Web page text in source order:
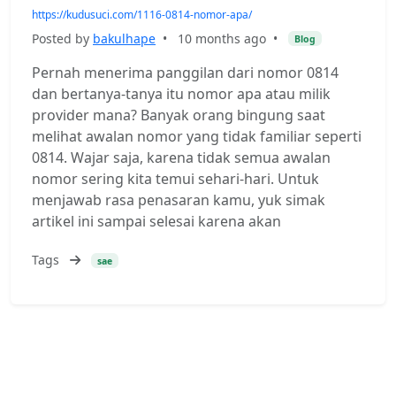
https://kudusuci.com/1116-0814-nomor-apa/
Posted by bakulhape • 10 months ago • Blog
Pernah menerima panggilan dari nomor 0814
dan bertanya-tanya itu nomor apa atau milik
provider mana? Banyak orang bingung saat
melihat awalan nomor yang tidak familiar seperti
0814. Wajar saja, karena tidak semua awalan
nomor sering kita temui sehari-hari. Untuk
menjawab rasa penasaran kamu, yuk simak
artikel ini sampai selesai karena akan
Tags sae